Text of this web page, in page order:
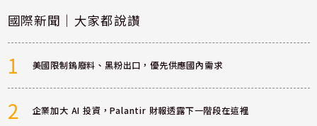
國際新聞｜大家都說讚
1 美國限制鎢廢料、黑粉出口，優先供應國內需求
2 企業加大 AI 投資，Palantir 財報透露下一階段在這裡